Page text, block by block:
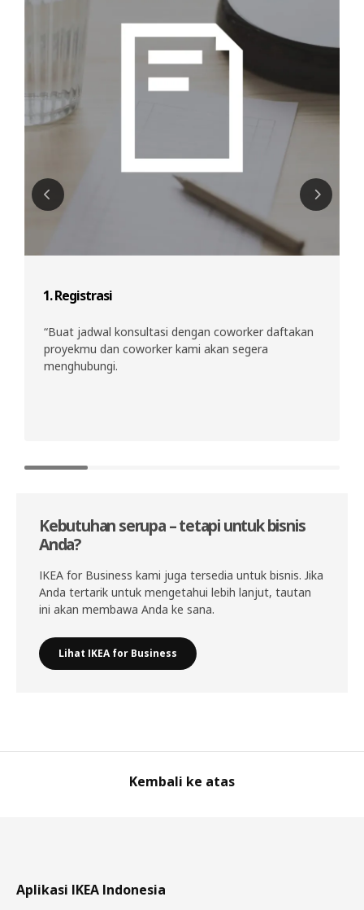
1. Registrasi
“Buat jadwal konsultasi dengan coworker daftakan
proyekmu dan coworker kami akan segera
menghubungi.
Kebutuhan serupa – tetapi untuk bisnis
Anda?
IKEA for Business kami juga tersedia untuk bisnis. Jika
Anda tertarik untuk mengetahui lebih lanjut, tautan
ini akan membawa Anda ke sana.
Lihat IKEA for Business
Kembali ke atas
Aplikasi IKEA Indonesia